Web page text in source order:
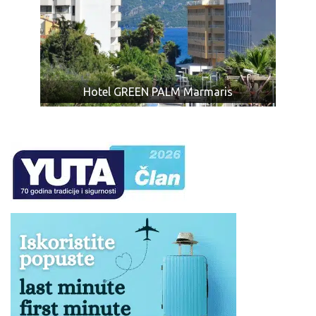
Dete bilo kog uzrasta koje koristi osnovni ležaj plaća
punu cenu aranžmana.
U nekim hotelima postoji mogućnost određenog
popusta za dete koji se primenjuje u pratnji jedne
punoplatežne osobe u sobi i radi se isključivo na upit!
Prvo dete uzrasta predviđenog u tabeli (zavisno od
U hotelima gde postoji mogućnost smeštaja dvoje
dece od 0 do 12 godina (12), ili 13 godina (13) u pratnji
dve punoplatežne osobe u standardnoj sobi, oba
putovanja, s tim što jedno dete ima smeštaj u
pomoćnom ležaju, uslugu u hotelu kao punoplatežna
osoba, dok drugo dete ima smeštaj u zajedničkom
ležaju, uslugu u hotelu kao punoplatežna osoba.
Svi tipovi soba gde je cenovnikom predviđen smeštaj
za 2 odrasle osobe i dvoje dece uzrasta definisanog u
Hotel GREEN PALM Marmaris